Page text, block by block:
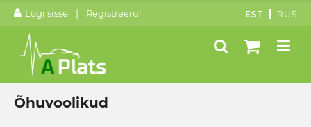
Logi sisse | Registreeru! EST RUS
Õhuvoolikud